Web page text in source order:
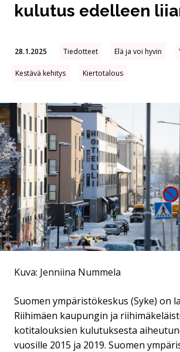
kulutus edelleen
28.1.2025 Tiedotteet Elä ja voi hyvin
Kestävä kehitys Kiertotalous
Kuva: Jenniina Nummela
Suomen ympäristökeskus (Syke) on
Riihimäen kaupungin ja
kotitalouksien kulutuksesta
vuosille 2015 ja 2019. Suomen